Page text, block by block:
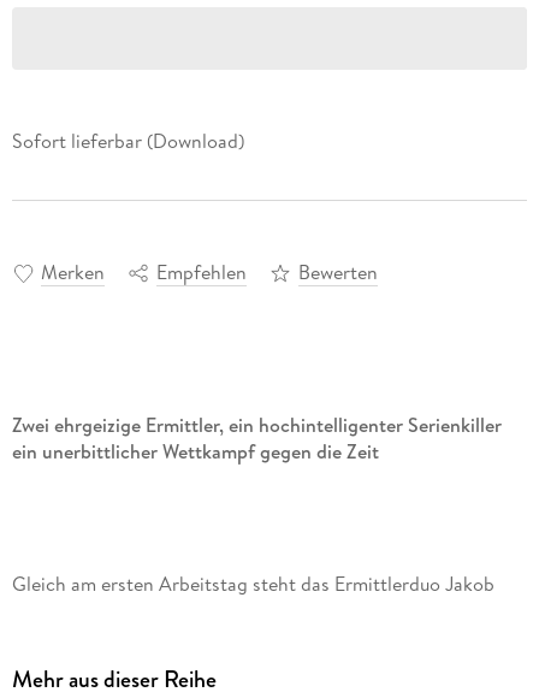
Sofort lieferbar (Download)
Merken Empfehlen Bewerten
Zwei ehrgeizige Ermittler, ein hochintelligenter Serienkiller
ein unerbittlicher Wettkampf gegen die Zeit
Gleich am ersten Arbeitstag steht das Ermittlerduo Jakob
nachweislich nach ihrem Tod noch lebend gesehen wurde.
Wie ist das möglich? Kurz darauf wird ein junger Student in
Mehr aus dieser Reihe